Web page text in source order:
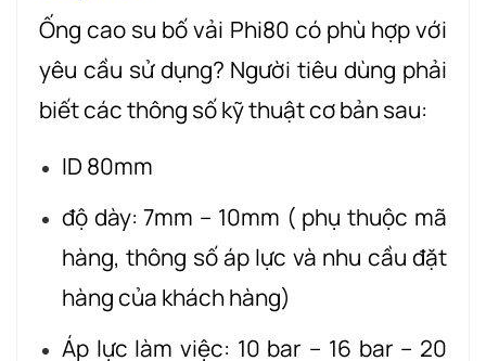
Ống cao su bố vải Phi80 có phù hợp với
yêu cầu sử dụng? Người tiêu dùng phải
biết các thông số kỹ thuật cơ bản sau:
ID 80mm
độ dày: 7mm – 10mm ( phụ thuộc mã
hàng, thông số áp lực và nhu cầu đặt
hàng của khách hàng)
Áp lực làm việc: 10 bar – 16 bar – 20